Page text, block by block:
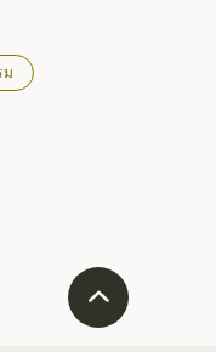
ได้รับการสร้าง
แผ่นศิลาของ
ชาโดยพระ